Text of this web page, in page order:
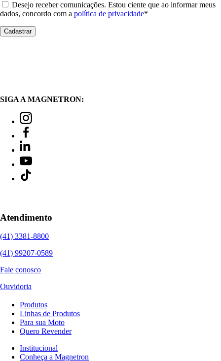
Desejo receber comunicações. Estou ciente que ao informar meus
dados, concordo com a política de privacidade*
SIGA A MAGNETRON:
Atendimento
(41) 3381-8800
(41) 99207-0589
Fale conosco
Ouvidoria
Produtos
Linhas de Produtos
Para sua Moto
Quero Revender
Institucional
Conheça a Magnetron